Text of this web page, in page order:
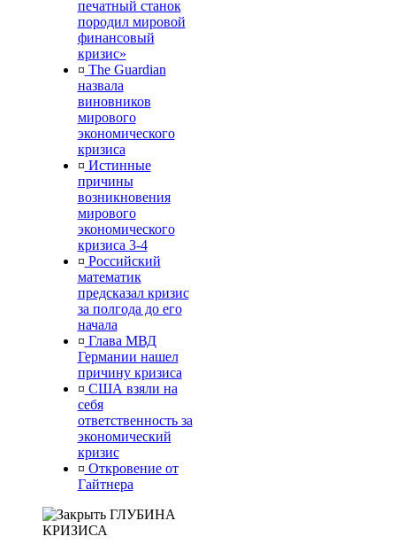
печатный станок
породил мировой
финансовый
кризис»
¤ The Guardian
назвала
виновников
мирового
экономического
кризиса
¤ Истинные
причины
возникновения
мирового
экономического
кризиса 3-4
¤ Российский
математик
предсказал кризис
за полгода до его
начала
¤ Глава МВД
Германии нашел
причину кризиса
¤ США взяли на
себя
ответственность за
экономический
кризис
¤ Откровение от
Гайтнера
ГЛУБИНА
КРИЗИСА